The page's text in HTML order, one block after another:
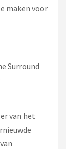
maken voor
Surround
van het